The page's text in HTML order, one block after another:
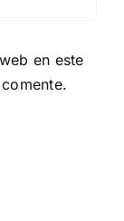
en este